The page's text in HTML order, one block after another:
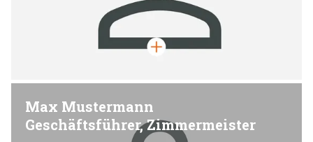
Max Mustermann
Geschäftsführer, Zimmermeister